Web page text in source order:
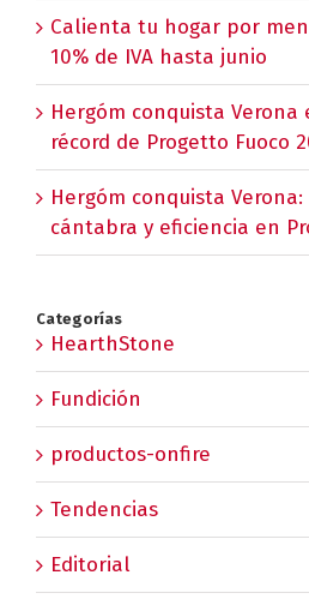
Calienta tu hogar por
10% de IVA hasta junio
Hergóm conquista Verona
récord de Progetto Fuoco
Hergóm conquista
cántabra y eficiencia en
Categorías
HearthStone
Fundición
productos-onfire
Tendencias
Editorial